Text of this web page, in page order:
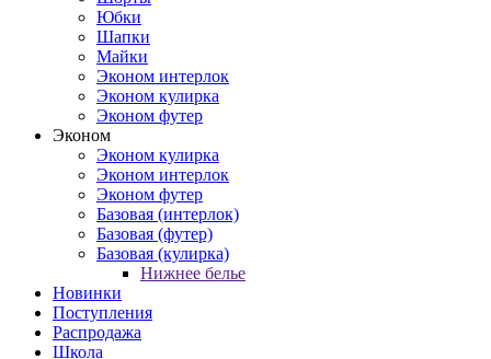
Юбки
Шапки
Майки
Эконом интерлок
Эконом кулирка
Эконом футер
Эконом
Эконом кулирка
Эконом интерлок
Эконом футер
Базовая (интерлок)
Базовая (футер)
Базовая (кулирка)
Нижнее белье
Новинки
Поступления
Распродажа
Школа